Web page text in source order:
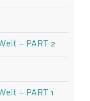
– PART 2
– PART 1